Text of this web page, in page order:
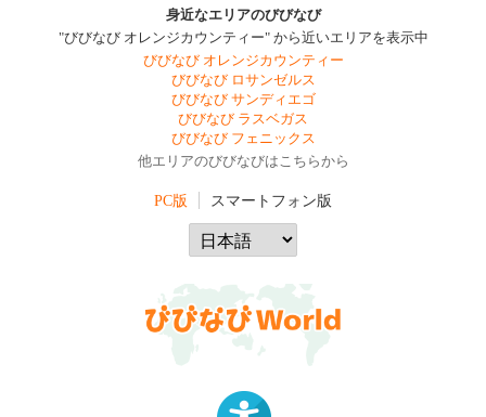
身近なエリアのびびなび
"びびなび オレンジカウンティー" から近いエリアを表示中
びびなび オレンジカウンティー
びびなび ロサンゼルス
びびなび サンディエゴ
びびなび ラスベガス
びびなび フェニックス
他エリアのびびなびはこちらから
PC版 スマートフォン版